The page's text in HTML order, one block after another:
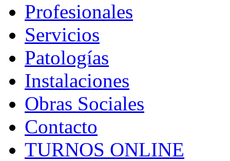
Profesionales
Servicios
Patologías
Instalaciones
Obras Sociales
Contacto
TURNOS ONLINE